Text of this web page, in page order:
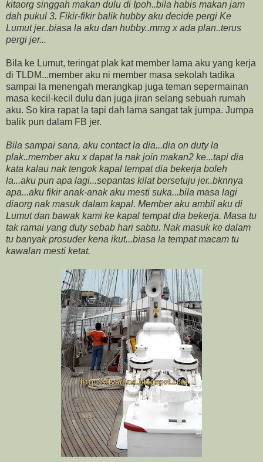
kitaorg singgah makan dulu di Ipoh..bila habis makan jam
dah pukul 3. Fikir-fikir balik hubby aku decide pergi Ke
Lumut jer..biasa la aku dan hubby..mmg x ada plan..terus
pergi jer...
Bila ke Lumut, teringat plak kat member lama aku yang kerja
di TLDM...member aku ni member masa sekolah tadika
sampai la menengah merangkap juga teman sepermainan
masa kecil-kecil dulu dan juga jiran selang sebuah rumah
aku. So kira rapat la tapi dah lama sangat tak jumpa. Jumpa
balik pun dalam FB jer.
Bila sampai sana, aku contact la dia...dia on duty la
plak..member aku x dapat la nak join makan2 ke...tapi dia
kata kalau nak tengok kapal tempat dia bekerja boleh
la...aku pun apa lagi...sepantas kilat bersetuju jer..bknnya
apa...aku fikir anak-anak aku mesti suka...bila masa lagi
diaorg nak masuk dalam kapal. Member aku ambil aku di
Lumut dan bawak kami ke kapal tempat dia bekerja. Masa tu
tak ramai yang duty sebab hari sabtu. Nak masuk ke dalam
tu banyak prosuder kena ikut...biasa la tempat macam tu
kawalan mesti ketat.